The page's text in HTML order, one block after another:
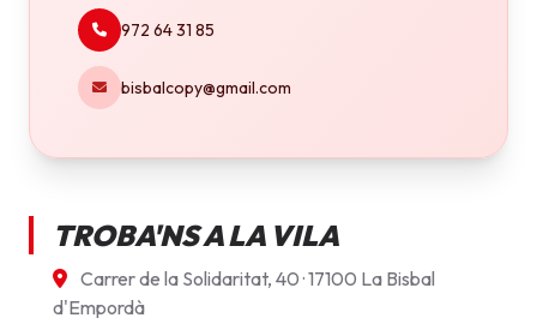
972 64 31 85
bisbalcopy@gmail.com
TROBA'NS A LA VILA
Carrer de la Solidaritat, 40 · 17100 La Bisbal
d'Empordà